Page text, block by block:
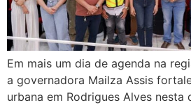
Em mais um dia de agenda na
a governadora Mailza Assis
urbana em Rodrigues Alves nesta